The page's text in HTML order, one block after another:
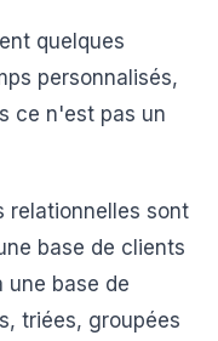
quelques
personnalisés,
ce n'est pas un
relationnelles sont
base de clients
une base de
triées, groupées